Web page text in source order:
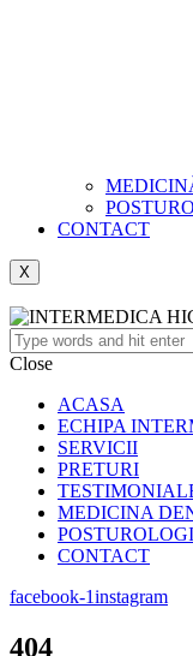
CONTACT
X
Close
ACASA
ECHIPA
SERVICII
PRETURI
MEDICINA
CONTACT
facebook-1instagram
404